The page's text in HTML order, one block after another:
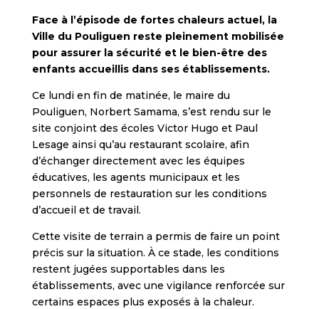
Face à l’épisode de fortes chaleurs actuel, la
Ville du Pouliguen reste pleinement mobilisée
pour assurer la sécurité et le bien-être des
enfants accueillis dans ses établissements.
Ce lundi en fin de matinée, le maire du
Pouliguen, Norbert Samama, s’est rendu sur le
site conjoint des écoles Victor Hugo et Paul
Lesage ainsi qu’au restaurant scolaire, afin
d’échanger directement avec les équipes
éducatives, les agents municipaux et les
personnels de restauration sur les conditions
d’accueil et de travail.
Cette visite de terrain a permis de faire un point
précis sur la situation. À ce stade, les conditions
restent jugées supportables dans les
établissements, avec une vigilance renforcée sur
certains espaces plus exposés à la chaleur.